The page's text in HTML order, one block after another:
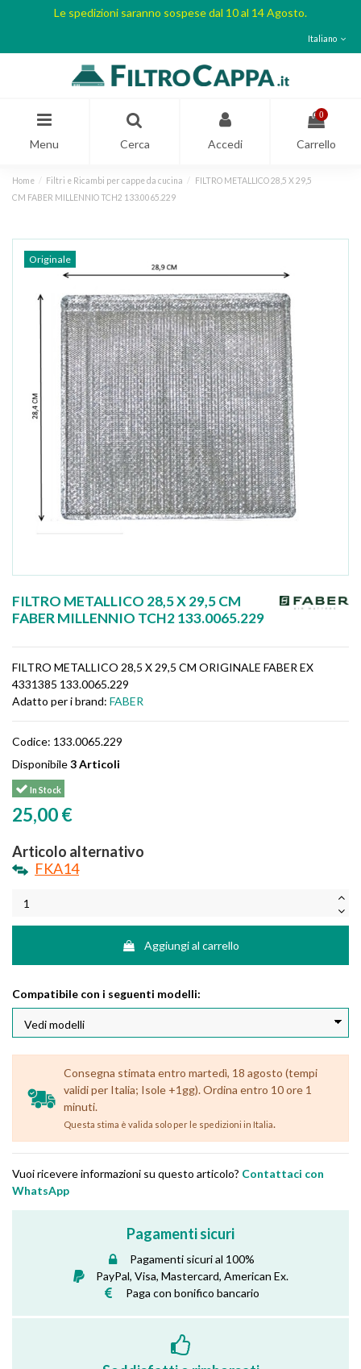
Le spedizioni saranno sospese dal 10 al 14 Agosto.
Italiano
Menu Cerca Accedi
0
Carrello
Home Filtri e Ricambi per cappe da cucina
FILTRO METALLICO 28,5 X 29,5
CM FABER MILLENNIO TCH2 133.0065.229
Originale
FILTRO METALLICO 28,5 X 29,5 CM
FABER MILLENNIO TCH2 133.0065.229
FILTRO METALLICO 28,5 X 29,5 CM ORIGINALE FABER EX
4331385 133.0065.229
Adatto per i brand: FABER
Codice: 133.0065.229
Disponibile3 Articoli
In Stock
25,00 €
Articolo alternativo
FKA14
Aggiungi al carrello
Compatibile con i seguenti modelli:
Consegna stimata entro martedì, 18 agosto (tempi
validi per Italia; Isole +1gg). Ordina entro 10 ore 1
minuti.
Questa stima è valida solo per le spedizioni in Italia.
Vuoi ricevere informazioni su questo articolo? Contattaci con
WhatsApp
Pagamenti sicuri
Pagamenti sicuri al 100%
PayPal, Visa, Mastercard, American Ex.
Paga con bonifico bancario